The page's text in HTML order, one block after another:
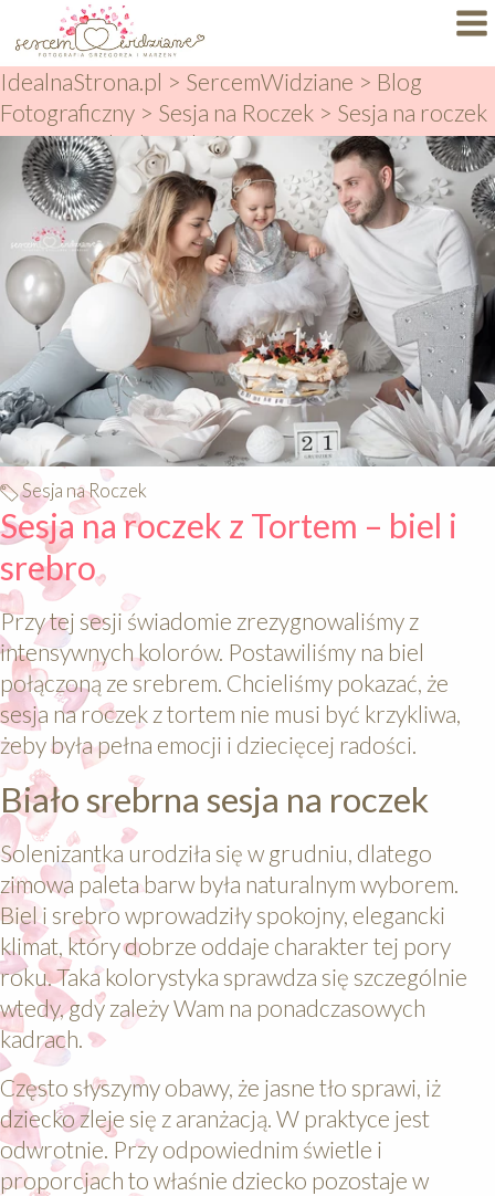
Dlaczego My?
Specjalizacje
Portfolio
BLOG
FAQ
Autorskie Projekty
Oferty
KONTAKT
IdealnaStrona.pl > SercemWidziane > Blog
Fotograficzny > Sesja na Roczek > Sesja na roczek
z Tortem – biel i srebro
Sesja na Roczek
Sesja na roczek z Tortem – biel i
srebro
Przy tej sesji świadomie zrezygnowaliśmy z
intensywnych kolorów. Postawiliśmy na biel
połączoną ze srebrem. Chcieliśmy pokazać, że
sesja na roczek z tortem nie musi być krzykliwa,
żeby była pełna emocji i dziecięcej radości.
Biało srebrna sesja na roczek
Solenizantka urodziła się w grudniu, dlatego
zimowa paleta barw była naturalnym wyborem.
Biel i srebro wprowadziły spokojny, elegancki
klimat, który dobrze oddaje charakter tej pory
roku. Taka kolorystyka sprawdza się szczególnie
wtedy, gdy zależy Wam na ponadczasowych
kadrach.
Często słyszymy obawy, że jasne tło sprawi, iż
dziecko zleje się z aranżacją. W praktyce jest
odwrotnie. Przy odpowiednim świetle i
proporcjach to właśnie dziecko pozostaje w